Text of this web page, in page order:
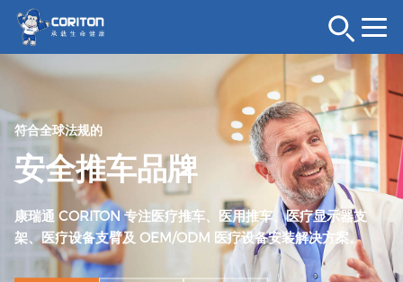
符合全球法规的
安全推车品牌
康瑞通 CORITON 专注医疗推车、医用推车、医疗显示器支
架、医疗设备支臂及 OEM/ODM 医疗设备安装解决方案。